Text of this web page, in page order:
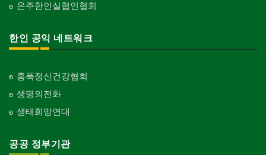
온주한인실협인협회
한인 공익 네트워크
홍푹정신건강협회
생명의전화
생태희망연대
공공 정부기관